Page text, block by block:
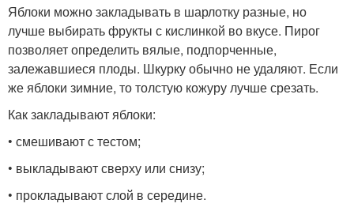
Яблоки можно закладывать в шарлотку разные, но
лучше выбирать фрукты с кислинкой во вкусе. Пирог
позволяет определить вялые, подпорченные,
залежавшиеся плоды. Шкурку обычно не удаляют. Если
же яблоки зимние, то толстую кожуру лучше срезать.
Как закладывают яблоки:
• смешивают с тестом;
• выкладывают сверху или снизу;
• прокладывают слой в середине.